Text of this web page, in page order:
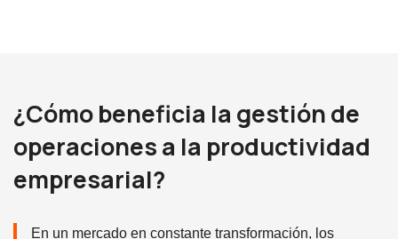
¿Cómo beneficia la gestión de
operaciones a la productividad
empresarial?
En un mercado en constante transformación, los